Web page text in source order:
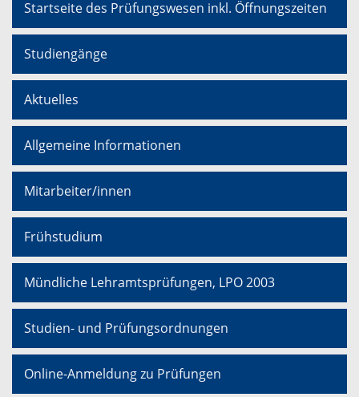
Startseite des Prüfungswesen inkl. Öffnungszeiten
Studiengänge
Aktuelles
Allgemeine Informationen
Mitarbeiter/innen
Frühstudium
Mündliche Lehramtsprüfungen, LPO 2003
Studien- und Prüfungsordnungen
Online-Anmeldung zu Prüfungen